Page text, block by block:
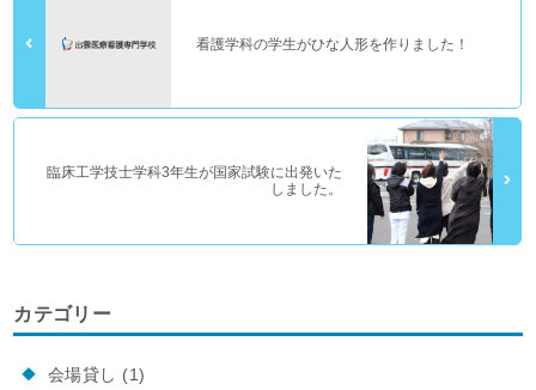
看護学科の学生がひな人形を作りました！
臨床工学技士学科3年生が国家試験に出発いた
しました。
カテゴリー
会場貸し (1)